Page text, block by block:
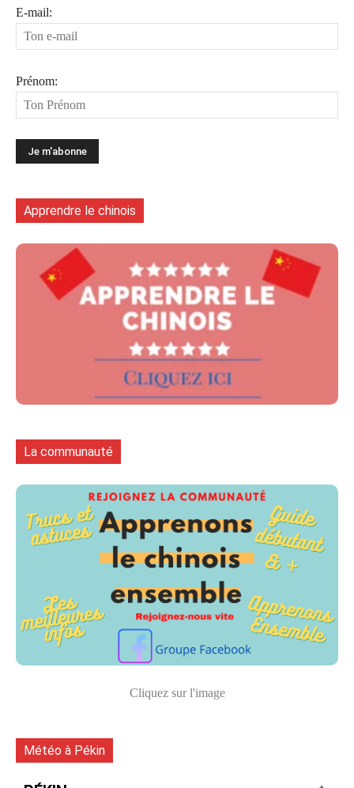
E-mail:
Prénom:
Apprendre le chinois
La communauté
Cliquez sur l'image
Météo à Pékin